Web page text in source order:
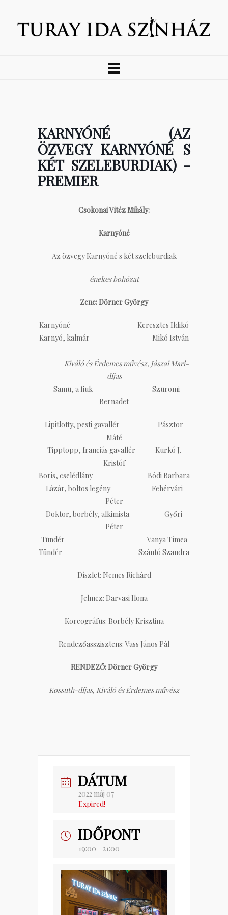
KARNYÓNÉ (AZ
ÖZVEGY KARNYÓNÉ S
KÉT SZELEBURDIAK) -
PREMIER
Csokonai Vitéz Mihály:
Karnyóné
Az özvegy Karnyóné s két szeleburdiak
énekes bohózat
Zene: Dörner György
Karnyóné
Keresztes Ildikó
Karnyó, kalmár Mikó István
Kiváló és Érdemes művész, Jászai Mari-
díjas
Samu, a fiuk
Szuromi
Bernadet
Lipitlotty, pesti gavallér
Pásztor
Máté
Tipptopp, franciás gavallér
Kurkó J.
Kristóf
Boris, cselédlány
Bódi Barbara
Lázár, boltos legény
Fehérvári
Péter
Doktor, borbély, alkimista
Győri
Péter
Tündér
Vanya Tímea
Tündér
Szántó Szandra
Díszlet: Nemes Richárd
Jelmez: Darvasi Ilona
Koreográfus: Borbély Krisztina
Rendezőasszisztens: Vass János Pál
RENDEZŐ: Dörner György
Kossuth-díjas, Kiváló és Érdemes művész
DÁTUM
2022 máj 07
Expired!
IDŐPONT
19:00 - 21:00